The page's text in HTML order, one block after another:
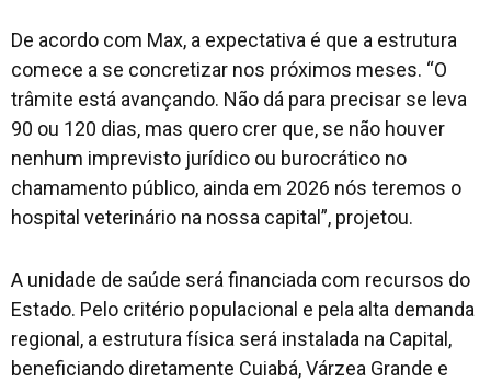
De acordo com Max, a expectativa é que a estrutura
comece a se concretizar nos próximos meses. “O
trâmite está avançando. Não dá para precisar se leva
90 ou 120 dias, mas quero crer que, se não houver
nenhum imprevisto jurídico ou burocrático no
chamamento público, ainda em 2026 nós teremos o
hospital veterinário na nossa capital”, projetou.
A unidade de saúde será financiada com recursos do
Estado. Pelo critério populacional e pela alta demanda
regional, a estrutura física será instalada na Capital,
beneficiando diretamente Cuiabá, Várzea Grande e